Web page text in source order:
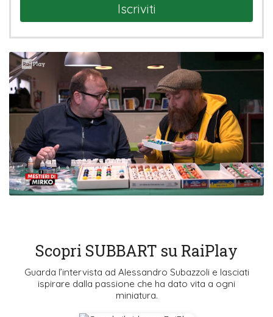
Iscriviti
Scopri SUBBART su RaiPlay
Guarda l’intervista ad Alessandro Subazzoli e lasciati
ispirare dalla passione che ha dato vita a ogni
miniatura.